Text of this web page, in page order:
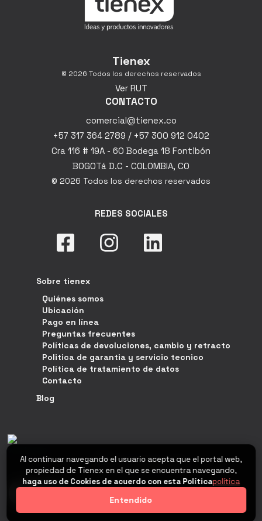
Tienex
© 2026 Todos los derechos reservados
Ver RUT
CONTACTO
comercial@tienex.co
+57 317 364 2789 / +57 300 912 0402
Cra 116 # 19A - 60 Bodega 18 Fontibón
BOGOTá D.C - COLOMBIA, CO
© 2026 Todos los derechos reservados
REDES SOCIALES
Sobre tienex
Quiénes somos
Ubicación
Pago en línea
Preguntas frecuentes
Políticas de devoluciones, cambio y retracto
Politica de garantia y servicio tecnico
Política de tratamiento de datos
Contacto
Blog
Al continuar navegando el usuario acepta que el portal web,
propiedad de Tienex en el que se encuentra navegando,
haga uso de Cookies de acuerdo con esta Políticapolítica
Entendido